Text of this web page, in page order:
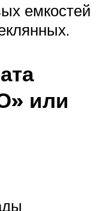
емкостей
или